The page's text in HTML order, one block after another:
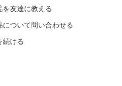
を友達に教える
について問い合わせる
続ける